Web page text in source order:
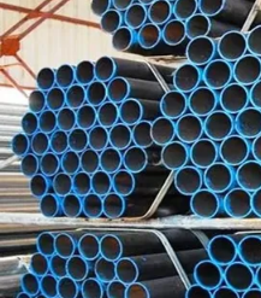
MAPA
DO
SITE
POLÍTICA
DE